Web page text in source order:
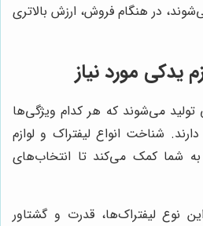
در هنگام فروش، ارزش بالاتری
یدکی مورد نیاز
تولید می‌شوند که هر کدام ویژگی‌ها
شناخت انواع لیفتراک و لوازم
به شما کمک می‌کند تا انتخاب‌های
این نوع لیفتراک‌ها، قدرت و گشتاور